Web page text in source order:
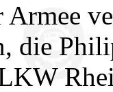
Armee
die